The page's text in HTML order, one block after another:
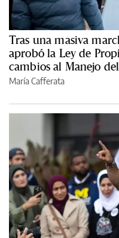
Tras una masiva
aprobó la Ley de
cambios al Manejo
María Cafferata